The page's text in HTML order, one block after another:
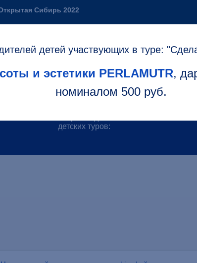
Сибирь 2022
линии:
детских туров:
аа
детей участвующих в туре:
и эстетики PERLAMUTR,
номиналом 500 руб.